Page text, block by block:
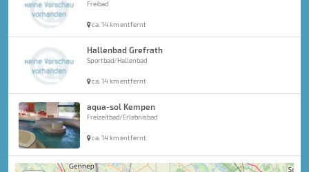
Freibad
ca. 14 km entfernt
Hallenbad Grefrath
Sportbad/Hallenbad
ca. 14 km entfernt
aqua-sol Kempen
Freizeitbad/Erlebnisbad
ca. 14 km entfernt